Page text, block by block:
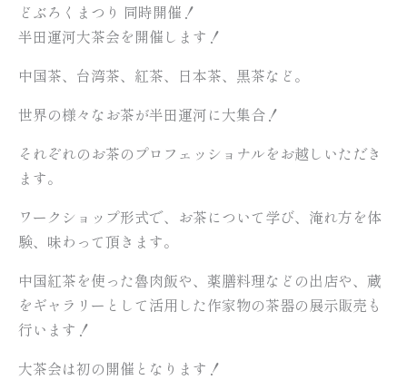
どぶろくまつり 同時開催！
半田運河大茶会を開催します！
中国茶、台湾茶、紅茶、日本茶、黒茶など。
世界の様々なお茶が半田運河に大集合！
それぞれのお茶のプロフェッショナルをお越しいただき
ます。
ワークショップ形式で、お茶について学び、淹れ方を体
験、味わって頂きます。
中国紅茶を使った魯肉飯や、薬膳料理などの出店や、蔵
をギャラリーとして活用した作家物の茶器の展示販売も
行います！
大茶会は初の開催となります！